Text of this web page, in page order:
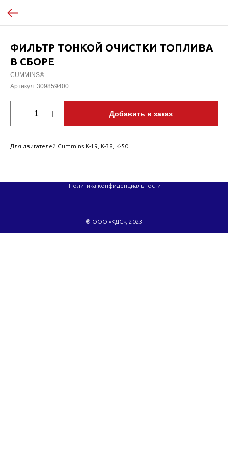
ФИЛЬТР ТОНКОЙ ОЧИСТКИ ТОПЛИВА
В СБОРЕ
CUMMINS®
Артикул: 309859400
Добавить в заказ
Для двигателей Cummins K-19, K-38, K-50
® ООО «КДС», 2023
Политика конфиденциальности